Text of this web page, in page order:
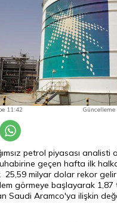
11:42
petrol piyasası analisti
geçen hafta ilk
milyar dolar rekor
görmeye başlayarak
Saudi Aramco'ya ilişkin